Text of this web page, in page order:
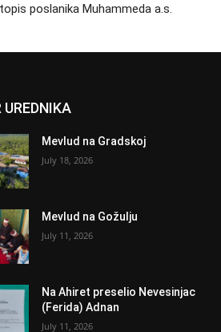
poslanika Muhammeda a.s.
UREDNIKA
Mevlud na Gradskoj
July 18, 2026
Mevlud na Gožulju
July 11, 2026
Na Ahiret preselio Nevesinjac
(Ferida) Adnan
July 11, 2026